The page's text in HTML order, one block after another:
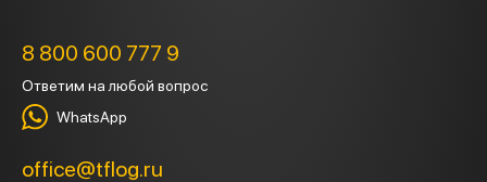
8 800 600 777 9
Ответим на любой вопрос
WhatsApp
office@tflog.ru